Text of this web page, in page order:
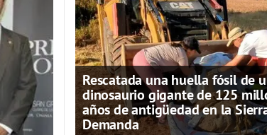
Rescatada una huella fósil de
dinosaurio gigante de 125
años de antigüedad en la
Demanda